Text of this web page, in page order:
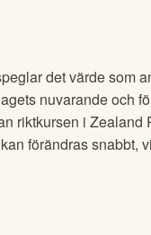
det värde som
nuvarande och
riktkursen i Zealand
förändras snabbt,